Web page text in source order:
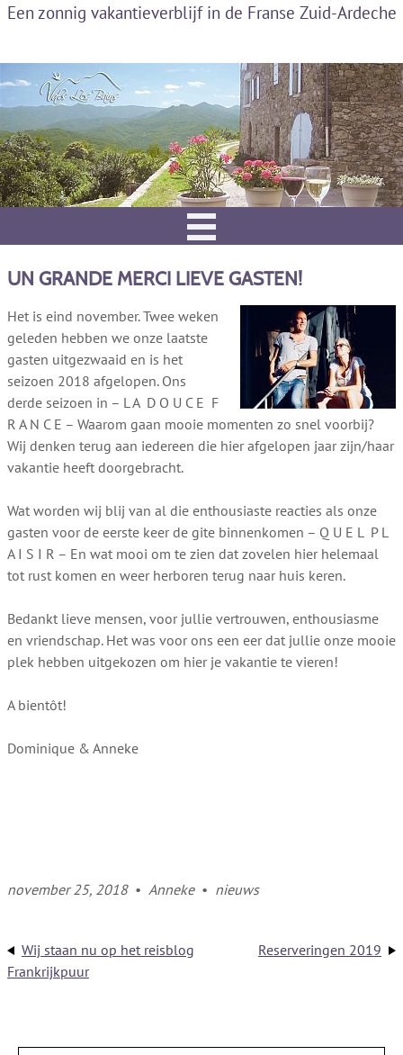
UN GRANDE MERCI LIEVE GASTEN!
Het is eind november. Twee weken
geleden hebben we onze laatste
gasten uitgezwaaid en is het
seizoen 2018 afgelopen. Ons
derde seizoen in – L A D O U C E F
R A N C E – Waarom gaan mooie momenten zo snel voorbij?
Wij denken terug aan iedereen die hier afgelopen jaar zijn/haar
vakantie heeft doorgebracht.
Wat worden wij blij van al die enthousiaste reacties als onze
gasten voor de eerste keer de gite binnenkomen – Q U E L P L
A I S I R – En wat mooi om te zien dat zovelen hier helemaal
tot rust komen en weer herboren terug naar huis keren.
Bedankt lieve mensen, voor jullie vertrouwen, enthousiasme
en vriendschap. Het was voor ons een eer dat jullie onze mooie
plek hebben uitgekozen om hier je vakantie te vieren!
A bientôt!
Dominique & Anneke
november 25, 2018 • Anneke • nieuws
Wij staan nu op het reisblog
Frankrijkpuur
Reserveringen 2019
Een zonnig vakantieverblijf in de Franse Zuid-Ardeche